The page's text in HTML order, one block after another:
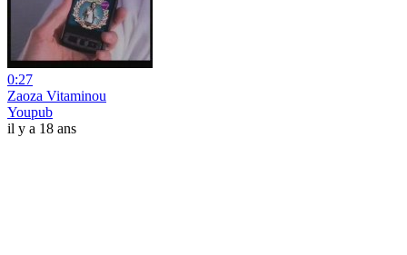
0:27
Zaoza Vitaminou
Youpub
il y a 18 ans